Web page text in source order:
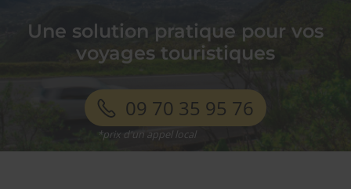
Une solution pratique pour vos
voyages touristiques
09 70 35 95 76